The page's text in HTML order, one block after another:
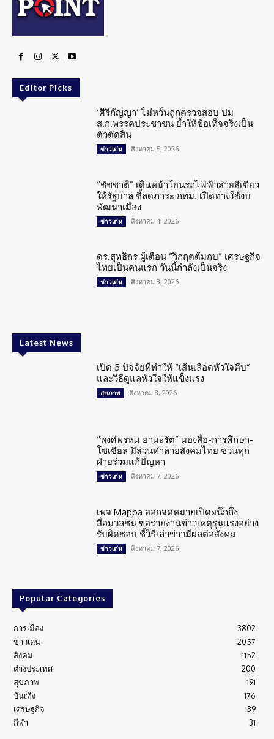
Editor Picks
‘ศิริกัญญา’ ไม่หวั่นถูกตรวจสอบ ปม
ส.ก.พรรคประชาชน ย้ำให้ข้อเท็จจริงเป็น
ตัวตัดสิน
ข่าวเด่น สิงหาคม 5, 2026
“ชัชชาติ” เดินหน้าโอนรถไฟฟ้าสายสีเขียว
ให้รัฐบาล ชี้ลดภาระ กทม. เปิดทางใช้งบ
พัฒนาเมือง
ข่าวเด่น สิงหาคม 4, 2026
ดร.สุทธิกร ผู้เตือน “วิกฤตต้มกบ” เศรษฐกิจ
ไทยเป็นคนแรก วันนี้กำลังเป็นจริง
ข่าวเด่น สิงหาคม 3, 2026
Latest News
เปิด 5 ปัจจัยที่ทำให้ “เส้นเลือดหัวใจตีบ”
และวิธีดูแลหัวใจให้แข็งแรง
สุขภาพ สิงหาคม 8, 2026
“พงศ์พรหม ยามะรัต” มองสื่อ-การศึกษา-
โซเชียล มีส่วนทำลายสังคมไทย ชวนทุก
ฝ่ายร่วมแก้ปัญหา
ข่าวเด่น สิงหาคม 7, 2026
เพจ Mappa ออกจดหมายเปิดผนึกถึง
สื่อมวลชน ขอรายงานข่าวเหตุรุนแรงอย่าง
รับผิดชอบ ชี้วิธีเล่าข่าวมีผลต่อสังคม
ข่าวเด่น สิงหาคม 7, 2026
Popular Categories
การเมือง
3802
ข่าวเด่น
2057
สังคม
1152
ต่างประเทศ
200
สุขภาพ
191
บันเทิง
176
เศรษฐกิจ
139
กีฬา
31